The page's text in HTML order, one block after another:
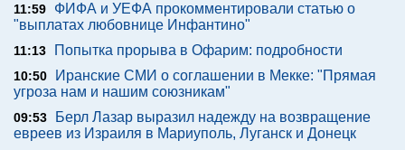
11:59
ФИФА и УЕФА прокомментировали статью о
"выплатах любовнице Инфантино"
11:13 Попытка прорыва в Офарим: подробности
10:50
Иранские СМИ о соглашении в Мекке: "Прямая
угроза нам и нашим союзникам"
09:53
Берл Лазар выразил надежду на возвращение
евреев из Израиля в Мариуполь, Луганск и Донецк